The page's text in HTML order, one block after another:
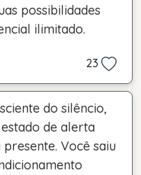
possibilidades
ilimitado.
23
do silêncio,
de alerta
Você saiu